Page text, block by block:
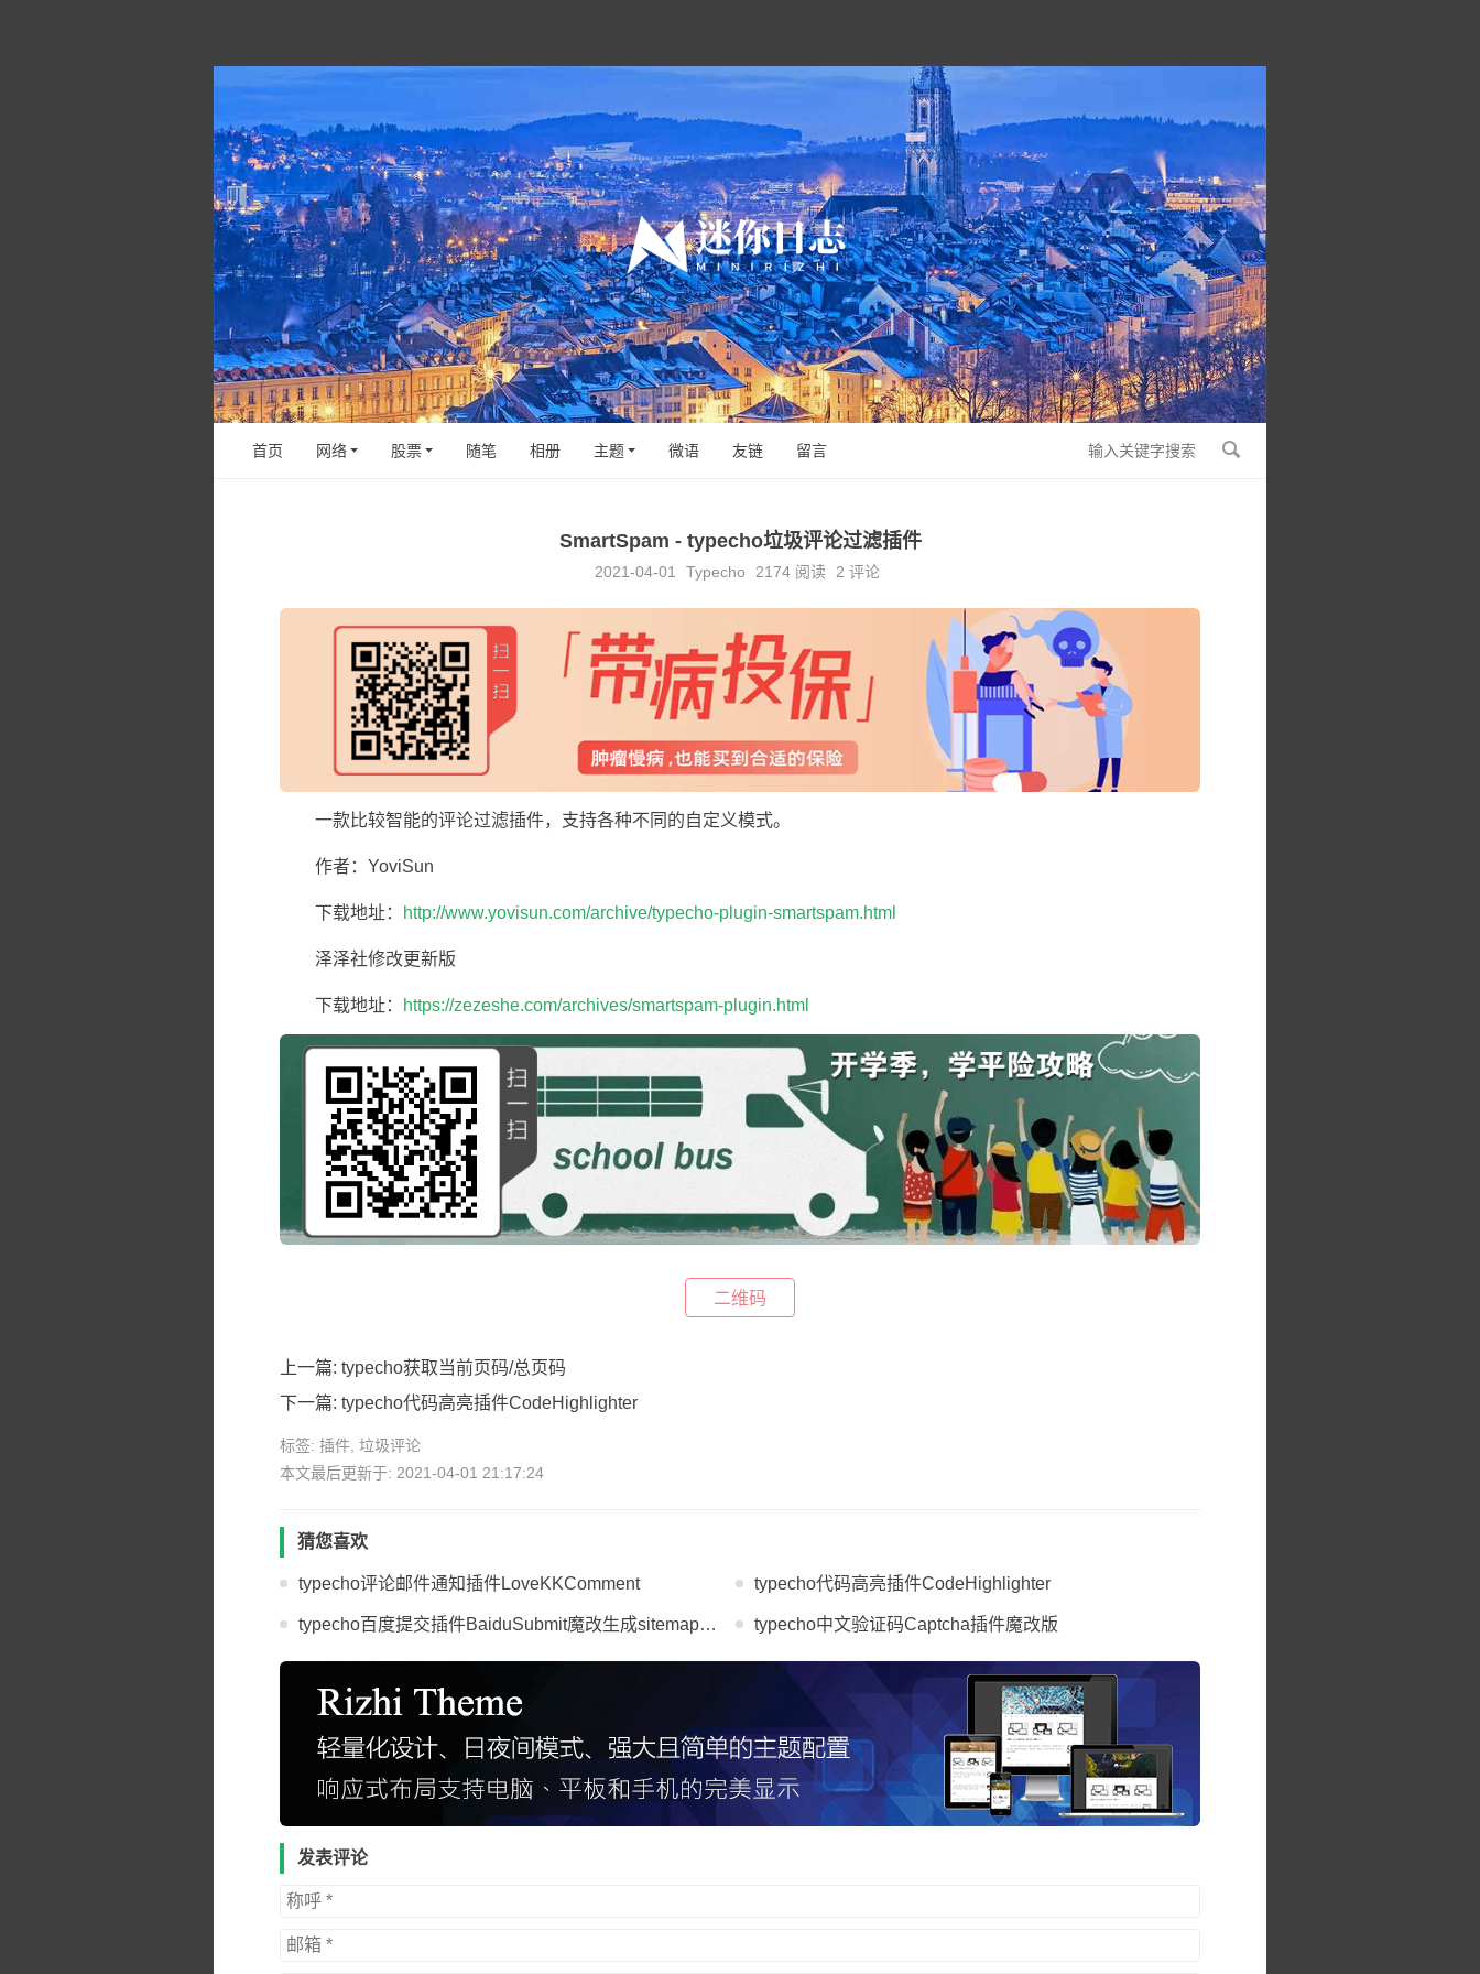
首页 网络 股票 随笔 相册 主题 微语 友链 留言
SmartSpam - typecho垃圾评论过滤插件
2021-04-01 Typecho 2174 阅读 2 评论
一款比较智能的评论过滤插件，支持各种不同的自定义模式。
作者：YoviSun
下载地址： http://www.yovisun.com/archive/typecho-plugin-smartspam.html
泽泽社修改更新版
下载地址： https://zezeshe.com/archives/smartspam-plugin.html
二维码
上一篇: typecho获取当前页码/总页码
下一篇: typecho代码高亮插件CodeHighlighter
标签: 插件 垃圾评论
本文最后更新于: 2021-04-01 21:17:24
猜您喜欢
typecho评论邮件通知插件LoveKKComment typecho代码高亮插件CodeHighlighter
typecho百度提交插件BaiduSubmit魔改生成sitemap并且记录蜘蛛来访 typecho中文验证码Captcha插件魔改版
发表评论